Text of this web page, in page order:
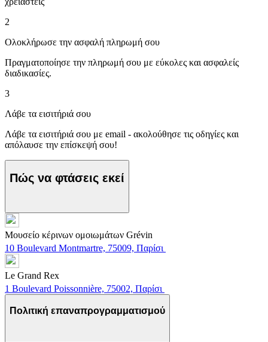
2
Ολοκλήρωσε την ασφαλή πληρωμή σου
Πραγματοποίησε την πληρωμή σου με εύκολες και ασφαλείς
διαδικασίες.
3
Λάβε τα εισιτήριά σου
Λάβε τα εισιτήριά σου με email - ακολούθησε τις οδηγίες και
απόλαυσε την επίσκεψή σου!
Πώς να φτάσεις εκεί
Μουσείο κέρινων ομοιωμάτων Grévin
10 Boulevard Montmartre, 75009, Παρίσι
Le Grand Rex
1 Boulevard Poissonnière, 75002, Παρίσι
Πολιτική επαναπρογραμματισμού